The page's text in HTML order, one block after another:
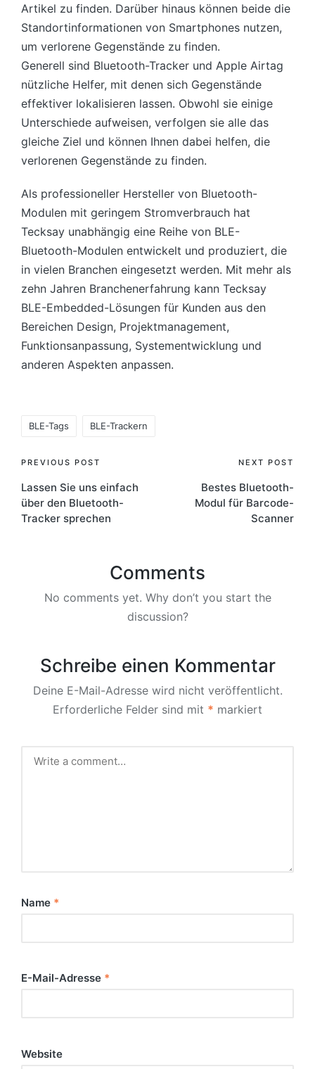
Artikel zu finden. Darüber hinaus können beide die
Standortinformationen von Smartphones nutzen,
um verlorene Gegenstände zu finden.
Generell sind Bluetooth-Tracker und Apple Airtag
nützliche Helfer, mit denen sich Gegenstände
effektiver lokalisieren lassen. Obwohl sie einige
Unterschiede aufweisen, verfolgen sie alle das
gleiche Ziel und können Ihnen dabei helfen, die
verlorenen Gegenstände zu finden.
Als professioneller Hersteller von Bluetooth-
Modulen mit geringem Stromverbrauch hat
Tecksay unabhängig eine Reihe von BLE-
Bluetooth-Modulen entwickelt und produziert, die
in vielen Branchen eingesetzt werden. Mit mehr als
zehn Jahren Branchenerfahrung kann Tecksay
BLE-Embedded-Lösungen für Kunden aus den
Bereichen Design, Projektmanagement,
Funktionsanpassung, Systementwicklung und
anderen Aspekten anpassen.
BLE-Tags BLE-Trackern
Post
navigation
PREVIOUS POST
Lassen Sie uns einfach
über den Bluetooth-
Tracker sprechen
NEXT POST
Bestes Bluetooth-
Modul für Barcode-
Scanner
Comments
No comments yet. Why don’t you start the
discussion?
Schreibe einen Kommentar
Deine E-Mail-Adresse wird nicht veröffentlicht.
Erforderliche Felder sind mit * markiert
Name *
E-Mail-Adresse *
Website